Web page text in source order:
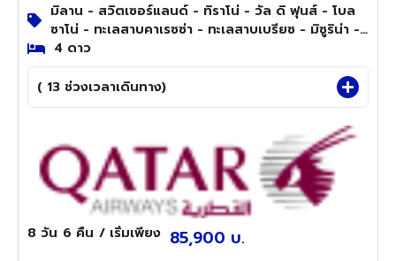
มิลาน - สวิตเซอร์แลนด์ - ทิราโน่ - วัล ดิ ฟุนส์ - โบล
ซาโน่ - ทะเลสาบคาเรซซ่า - ทะเลสาบเบรียซ - มิซูริน่า -
ปาสโซ่ จีอ่าว - กอร์ตีนา ดัมเปซโซ - เตรวิโซ่ - เวนิส -
4 ดาว
( 13 ช่วงเวลาเดินทาง)
8 วัน 6 คืน / เริ่มเพียง 85,900 บ.